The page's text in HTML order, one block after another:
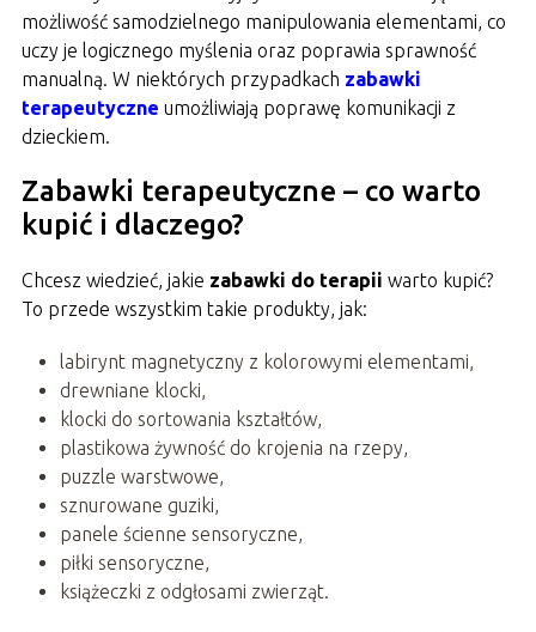
możliwość samodzielnego manipulowania elementami, co
uczy je logicznego myślenia oraz poprawia sprawność
manualną. W niektórych przypadkach zabawki
terapeutyczne umożliwiają poprawę komunikacji z
dzieckiem.
Zabawki terapeutyczne – co warto
kupić i dlaczego?
Chcesz wiedzieć, jakie zabawki do terapii warto kupić?
To przede wszystkim takie produkty, jak:
labirynt magnetyczny z kolorowymi elementami,
drewniane klocki,
klocki do sortowania kształtów,
plastikowa żywność do krojenia na rzepy,
puzzle warstwowe,
sznurowane guziki,
panele ścienne sensoryczne,
piłki sensoryczne,
książeczki z odgłosami zwierząt.